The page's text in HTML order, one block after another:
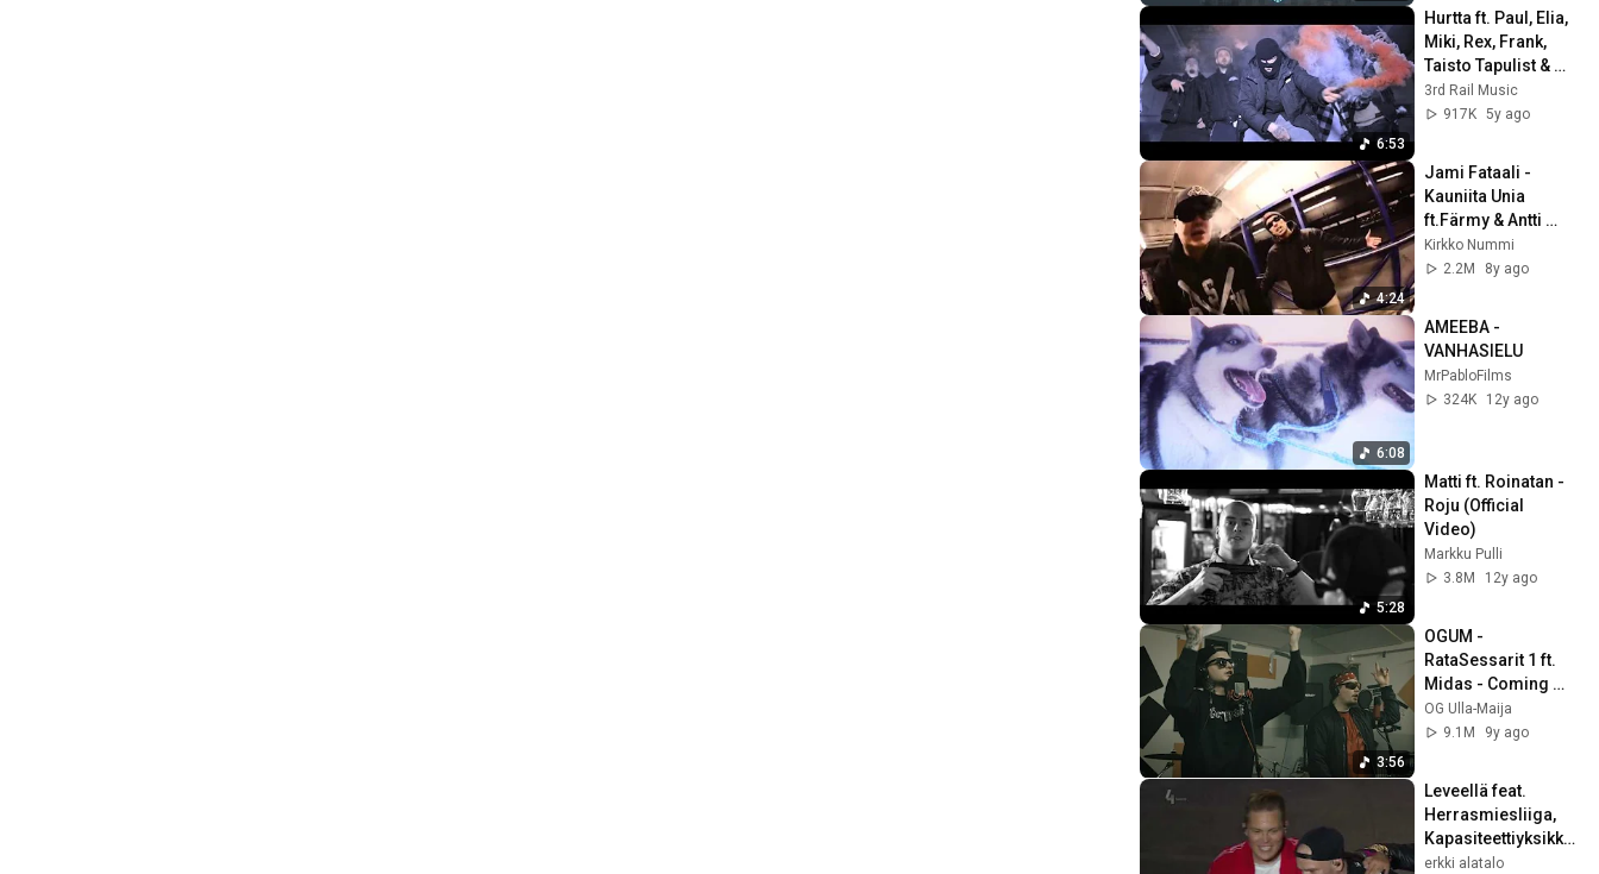
6:53
Hurtta ft. Paul, Elia,
Miki, Rex, Frank,
Taisto Tapulist &
Saimi - Alttiina
3rd Rail Music
917K 5y ago
4:24
Jami Fataali -
Kauniita Unia
ft.Färmy & Antti
Karsee
Kirkko Nummi
2.2M
8y ago
6:08
AMEEBA -
VANHASIELU
MrPabloFilms
324K
12y ago
5:28
Matti ft. Roinatan -
Roju (Official
Video)
Markku Pulli
3.8M
12y ago
3:56
OGUM -
RataSessarit 1 ft.
Midas - Coming
soon!!! - Trippin In
Paris
OG Ulla-Maija
9.1M
9y ago
Leveellä feat.
Herrasmiesliiga,
Kapasiteettiyksikkö
- Cheek @ Lahden
erkki alatalo